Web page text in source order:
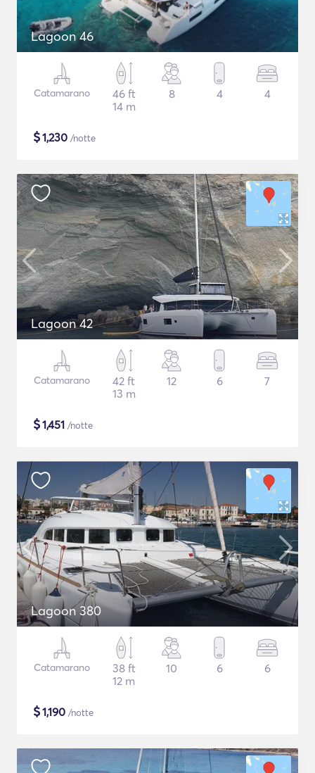
Lagoon 46
Catamarano
46 ft
14 m
8 4 4
$1,230 /notte
Lagoon 42
Catamarano
42 ft
13 m
12 6 7
$1,451 /notte
Lagoon 380
Catamarano
38 ft
12 m
10 6 6
$1,190 /notte